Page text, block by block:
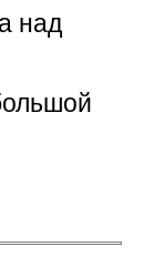
над